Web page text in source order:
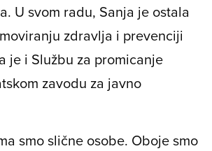
U svom radu, Sanja je ostala
zdravlja i prevenciji
je i Službu za promicanje
zavodu za javno
smo slične osobe. Oboje smo